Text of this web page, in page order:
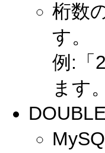
桁数
す。
例:「
ます。